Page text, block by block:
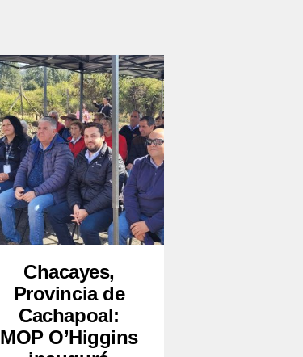
Chacayes,
Provincia de
Cachapoal:
MOP O’Higgins